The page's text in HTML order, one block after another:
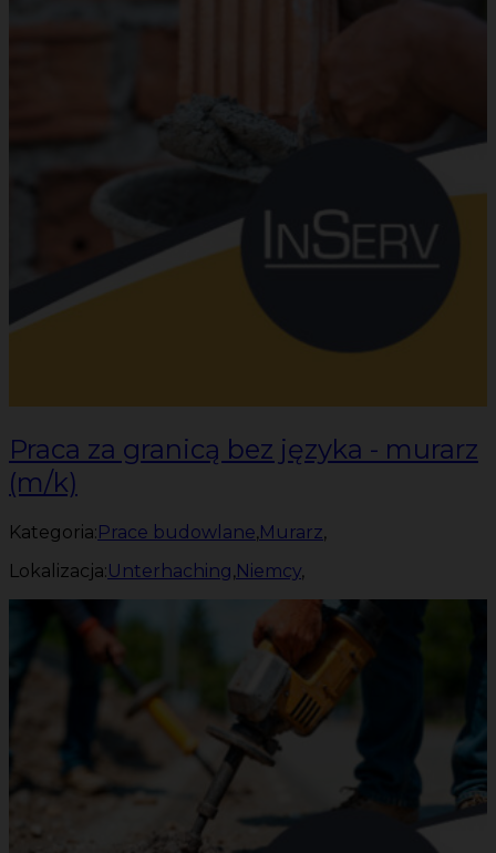
Praca za granicą bez języka - murarz
(m/k)
Kategoria:Prace budowlane,Murarz,
Lokalizacja:Unterhaching,Niemcy,